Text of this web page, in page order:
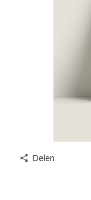
Delen